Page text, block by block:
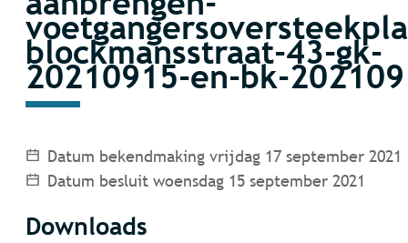
blockmansstraat-43-gk-
20210915-en-bk-
Datum bekendmaking vrijdag 17 september 2021
Datum besluit woensdag 15 september 2021
Downloads